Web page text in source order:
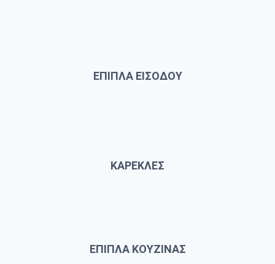
ΕΠΙΠΛΑ ΕΙΣΟΔΟΥ
ΚΑΡΕΚΛΕΣ
ΕΠΙΠΛΑ ΚΟΥΖΙΝΑΣ